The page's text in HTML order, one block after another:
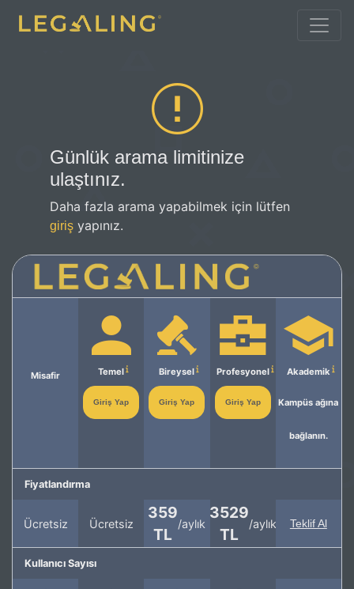
Günlük arama limitinize
ulaştınız.
Daha fazla arama yapabilmek için lütfen
giriş yapınız.
Misafir Temel
Giriş Yap
Bireysel
Giriş Yap
Profesyonel
Giriş Yap
Akademik
Kampüs ağına
bağlanın.
Fiyatlandırma
Ücretsiz Ücretsiz
359
TL
/aylık
3529
TL
/aylık Teklif Al
Kullanıcı Sayısı